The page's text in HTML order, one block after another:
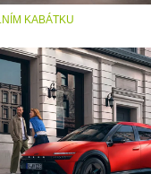
KABÁTKU